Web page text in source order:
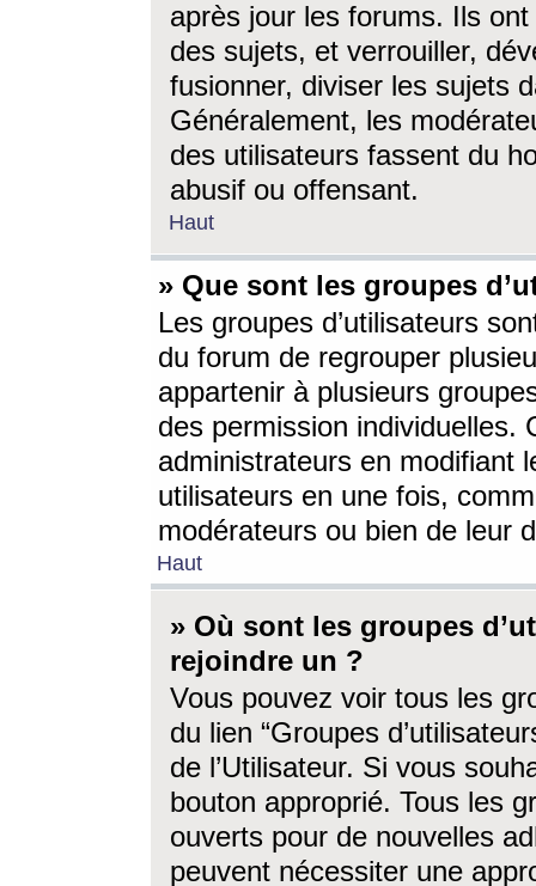
après jour les forums. Ils ont
des sujets, et verrouiller,
fusionner, diviser les sujets
Généralement, les
des utilisateurs fassent du
abusif ou offensant.
Haut
» Que sont les groupes
Les groupes d’utilisateurs
du forum de regrouper
appartenir à plusieurs
des permission individuelles.
administrateurs en modifiant
utilisateurs en une fois,
modérateurs ou bien de leur
Haut
» Où sont les groupes
rejoindre un ?
Vous pouvez voir tous les
du lien “Groupes
de l’Utilisateur. Si vous
bouton approprié. Tous les
ouverts pour de nouvelles
peuvent nécessiter une